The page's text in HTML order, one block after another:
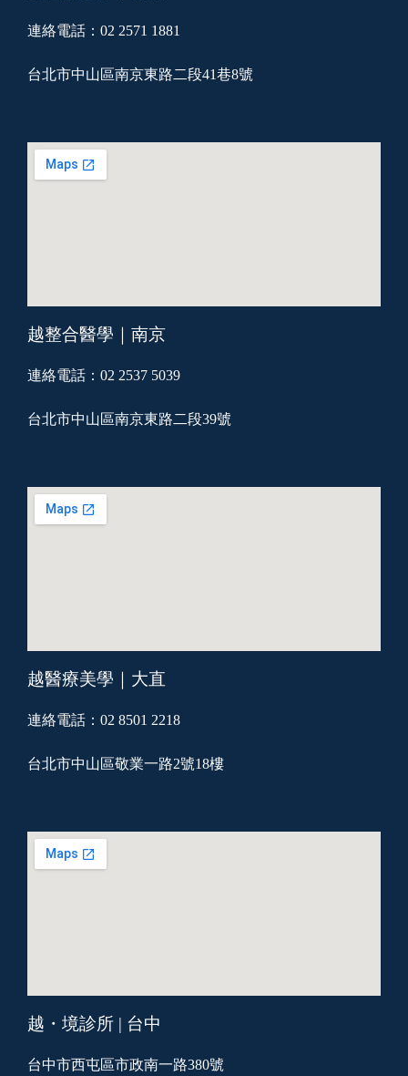
連絡電話：02 2571 1881
台北市中山區南京東路二段41巷8號
越整合醫學｜南京
連絡電話：02 2537 5039
台北市中山區南京東路二段39號
越醫療美學｜大直
連絡電話：02 8501 2218
台北市中山區敬業一路2號18樓
越・境診所 | 台中
台中市西屯區市政南一路380號